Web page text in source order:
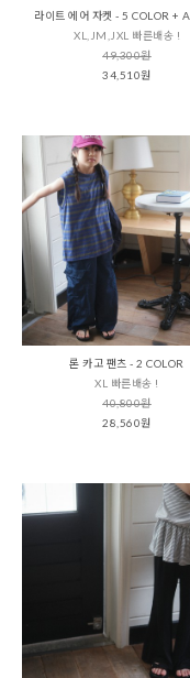
라이트 에어 자켓 - 5 COLOR +
XL,JM,JXL 빠른배송 !
49,300원
34,510원
론 카고 팬츠 - 2 COLOR
XL 빠른배송 !
40,800원
28,560원